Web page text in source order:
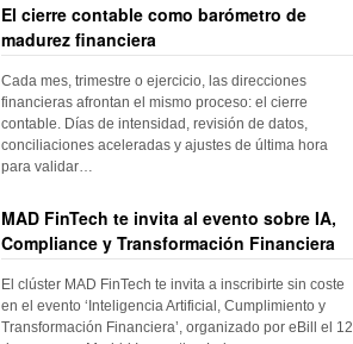
El cierre contable como barómetro de
madurez financiera
Cada mes, trimestre o ejercicio, las direcciones
financieras afrontan el mismo proceso: el cierre
contable. Días de intensidad, revisión de datos,
conciliaciones aceleradas y ajustes de última hora
para validar…
MAD FinTech te invita al evento sobre IA,
Compliance y Transformación Financiera
El clúster MAD FinTech te invita a inscribirte sin coste
en el evento ‘Inteligencia Artificial, Cumplimiento y
Transformación Financiera’, organizado por eBill el 12